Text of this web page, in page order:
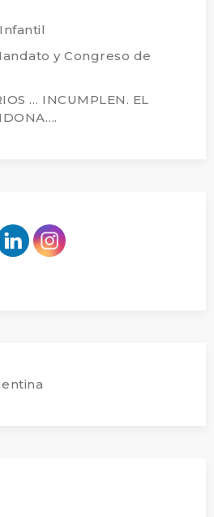
y Congreso de
… INCUMPLEN. EL